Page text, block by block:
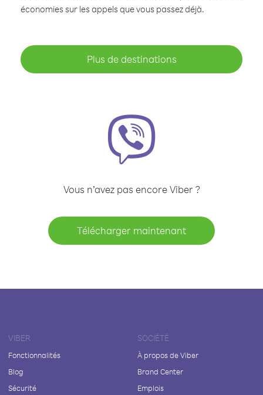
économies sur les appels que vous passez déjà.
Plus de destinations
Vous n’avez pas encore Viber ?
Télécharger maintenant
VIBER
Fonctionnalités
Blog
Sécurité
SOCIÉTÉ
À propos de Viber
Brand Center
Emplois